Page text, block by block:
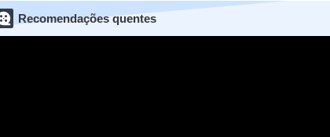
Recomendações quentes